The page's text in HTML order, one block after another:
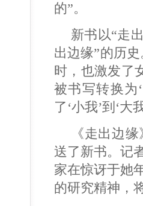
的”。
新书以“走
出边缘”的历
时，也激发了
被书写转换为
了‘小我’到‘
《走出边
送了新书。记
家在惊讶于她
的研究精神，